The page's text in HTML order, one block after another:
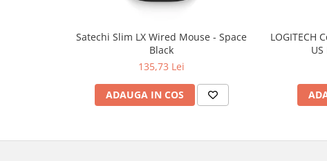
Securitate Date
Satechi Slim LX Wired Mouse - Space
Black
135,73 Lei
ADAUGA IN COS
LOGITECH